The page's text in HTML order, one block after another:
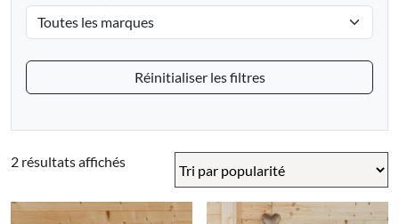
Réinitialiser les filtres
2 résultats affichésTrié
popularité